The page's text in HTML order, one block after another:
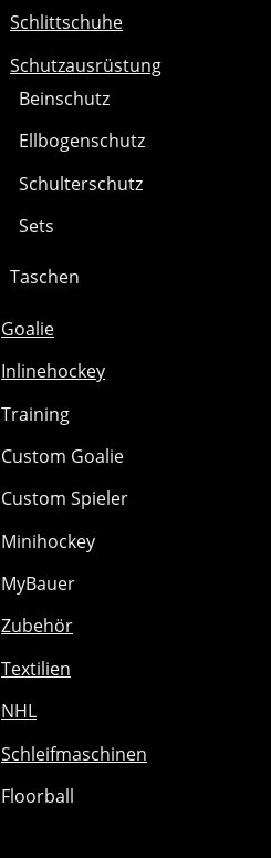
Schlittschuhe
Schutzausrüstung
Beinschutz
Ellbogenschutz
Schulterschutz
Sets
Taschen
Goalie
Inlinehockey
Training
Custom Goalie
Custom Spieler
Minihockey
MyBauer
Zubehör
Textilien
NHL
Schleifmaschinen
Floorball